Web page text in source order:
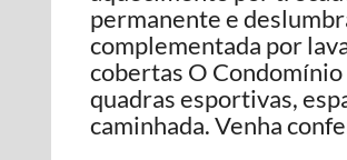
permanente e
complementada por
cobertas O
quadras esportivas,
caminhada. Venha